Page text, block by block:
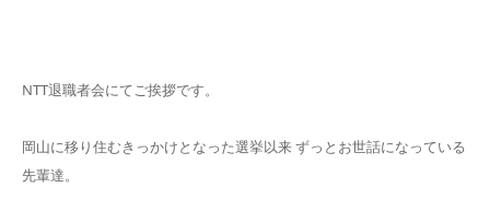
NTT退職者会にてご挨拶です。
岡山に移り住むきっかけとなった選挙以来 ずっとお世話になっている
先輩達。